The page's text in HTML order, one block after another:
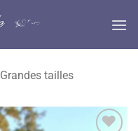
Grandes tailles